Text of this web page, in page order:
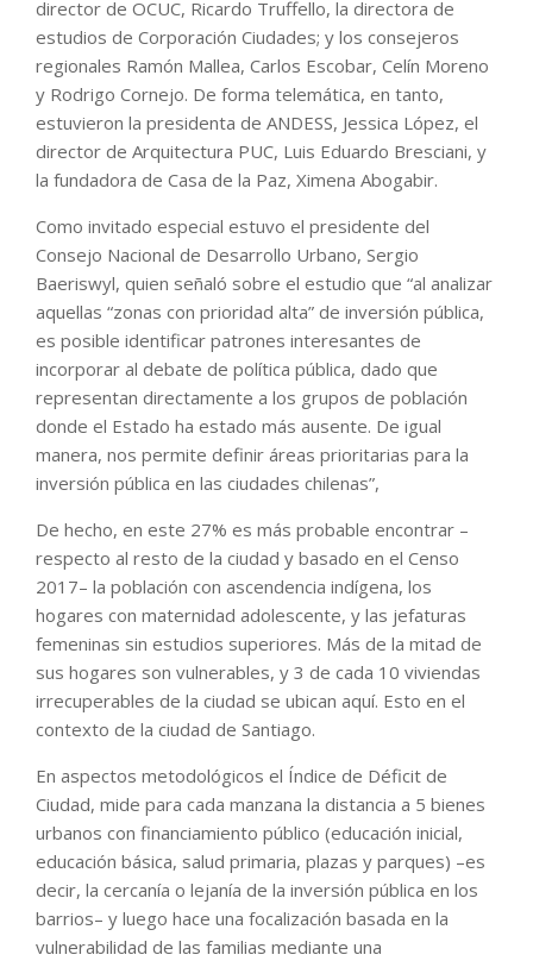
director de OCUC, Ricardo Truffello, la directora de
estudios de Corporación Ciudades; y los consejeros
regionales Ramón Mallea, Carlos Escobar, Celín Moreno
y Rodrigo Cornejo. De forma telemática, en tanto,
estuvieron la presidenta de ANDESS, Jessica López, el
director de Arquitectura PUC, Luis Eduardo Bresciani, y
la fundadora de Casa de la Paz, Ximena Abogabir.
Como invitado especial estuvo el presidente del
Consejo Nacional de Desarrollo Urbano, Sergio
Baeriswyl, quien señaló sobre el estudio que “al analizar
aquellas “zonas con prioridad alta” de inversión pública,
es posible identificar patrones interesantes de
incorporar al debate de política pública, dado que
representan directamente a los grupos de población
donde el Estado ha estado más ausente. De igual
manera, nos permite definir áreas prioritarias para la
inversión pública en las ciudades chilenas”,
De hecho, en este 27% es más probable encontrar –
respecto al resto de la ciudad y basado en el Censo
2017– la población con ascendencia indígena, los
hogares con maternidad adolescente, y las jefaturas
femeninas sin estudios superiores. Más de la mitad de
sus hogares son vulnerables, y 3 de cada 10 viviendas
irrecuperables de la ciudad se ubican aquí. Esto en el
contexto de la ciudad de Santiago.
En aspectos metodológicos el Índice de Déficit de
Ciudad, mide para cada manzana la distancia a 5 bienes
urbanos con financiamiento público (educación inicial,
educación básica, salud primaria, plazas y parques) –es
decir, la cercanía o lejanía de la inversión pública en los
barrios– y luego hace una focalización basada en la
vulnerabilidad de las familias mediante una